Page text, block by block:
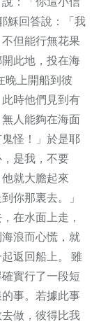
穌回答說：「我
但能行無花果
此地，投在海
晚上開船到彼
時他們見到有
人能夠在海面
怪！」於是耶
是我，不要
就大膽起來
你那裏去。」
在水面上走，
浪而心慌，就
返回船上。 雖
實行了一段短
事。若據此事
做，彼得比我